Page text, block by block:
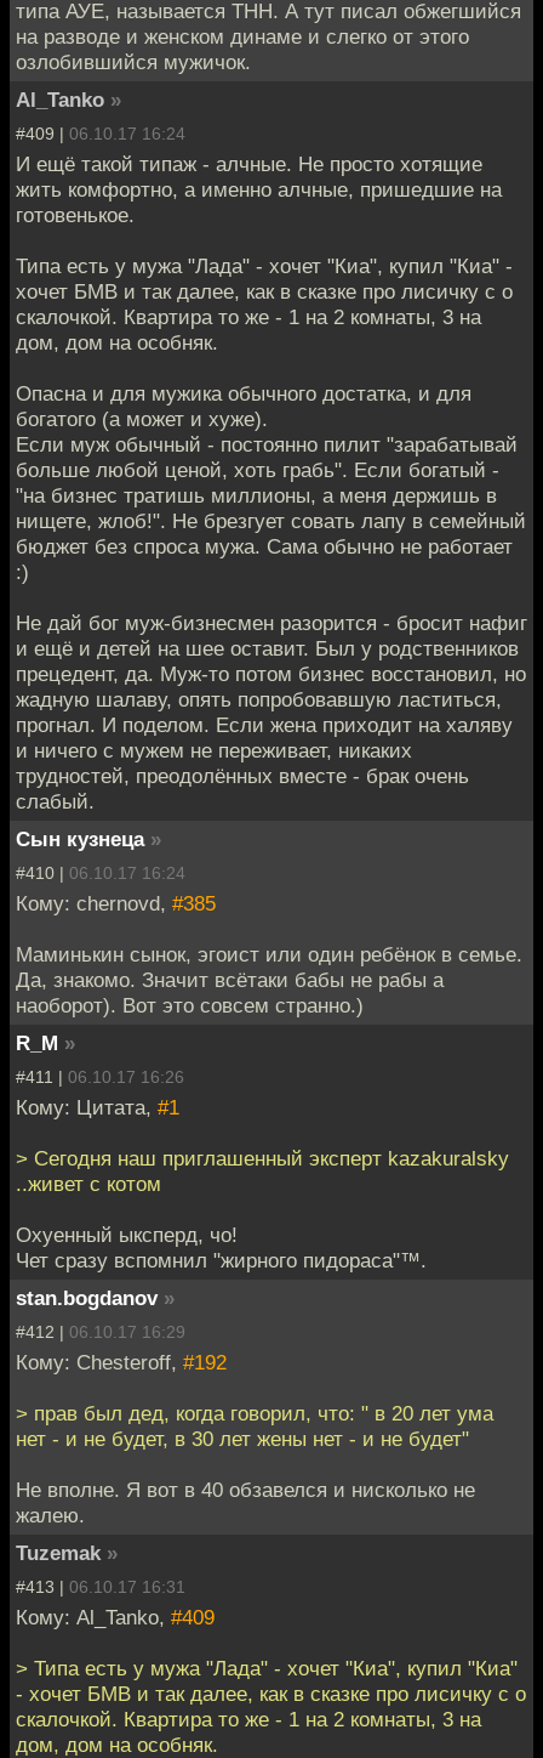
типа АУЕ, называется ТНН. А тут писал обжегшийся
на разводе и женском динаме и слегко от этого
озлобившийся мужичок.
Al_Tanko »
#409 | 06.10.17 16:24
И ещё такой типаж - алчные. Не просто хотящие
жить комфортно, а именно алчные, пришедшие на
готовенькое.
Типа есть у мужа "Лада" - хочет "Киа", купил "Киа" -
хочет БМВ и так далее, как в сказке про лисичку с о
скалочкой. Квартира то же - 1 на 2 комнаты, 3 на
дом, дом на особняк.
Опасна и для мужика обычного достатка, и для
богатого (а может и хуже).
Если муж обычный - постоянно пилит "зарабатывай
больше любой ценой, хоть грабь". Если богатый -
"на бизнес тратишь миллионы, а меня держишь в
нищете, жлоб!". Не брезгует совать лапу в семейный
бюджет без спроса мужа. Сама обычно не работает
:)
Не дай бог муж-бизнесмен разорится - бросит нафиг
и ещё и детей на шее оставит. Был у родственников
прецедент, да. Муж-то потом бизнес восстановил, но
жадную шалаву, опять попробовавшую ластиться,
прогнал. И поделом. Если жена приходит на халяву
и ничего с мужем не переживает, никаких
трудностей, преодолённых вместе - брак очень
слабый.
Сын кузнеца »
#410 | 06.10.17 16:24
Кому: chernovd, #385
Маминькин сынок, эгоист или один ребёнок в семье.
Да, знакомо. Значит всётаки бабы не рабы а
наоборот). Вот это совсем странно.)
R_M »
#411 | 06.10.17 16:26
Кому: Цитата, #1
> Сегодня наш приглашенный эксперт kazakuralsky
..живет с котом
Охуенный ыксперд, чо!
Чет сразу вспомнил "жирного пидораса"™.
stan.bogdanov »
#412 | 06.10.17 16:29
Кому: Chesteroff, #192
> прав был дед, когда говорил, что: " в 20 лет ума
нет - и не будет, в 30 лет жены нет - и не будет"
Не вполне. Я вот в 40 обзавелся и нисколько не
жалею.
Tuzemak »
#413 | 06.10.17 16:31
Кому: Al_Tanko, #409
> Типа есть у мужа "Лада" - хочет "Киа", купил "Киа"
- хочет БМВ и так далее, как в сказке про лисичку с о
скалочкой. Квартира то же - 1 на 2 комнаты, 3 на
дом, дом на особняк.